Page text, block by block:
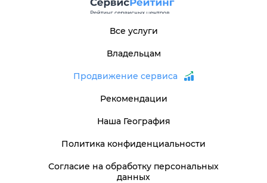
Все услуги
Владельцам
Продвижение сервиса
Рекомендации
Наша География
Политика конфиденциальности
Согласие на обработку персональных
данных